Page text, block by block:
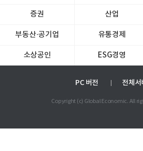
증권 산업
부동산·공기업 유통경제
소상공인 ESG경영
PC 버전 전체서
Copyright (c) Global Economic. All